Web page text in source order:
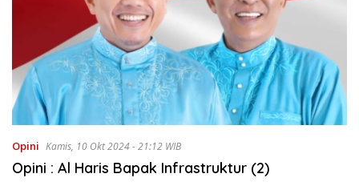
Opini Kamis, 10 Okt 2024 - 21:12 WIB
Opini : Al Haris Bapak Infrastruktur (2)